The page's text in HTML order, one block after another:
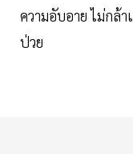
ความอับอาย ไม่กล้
ป่วย